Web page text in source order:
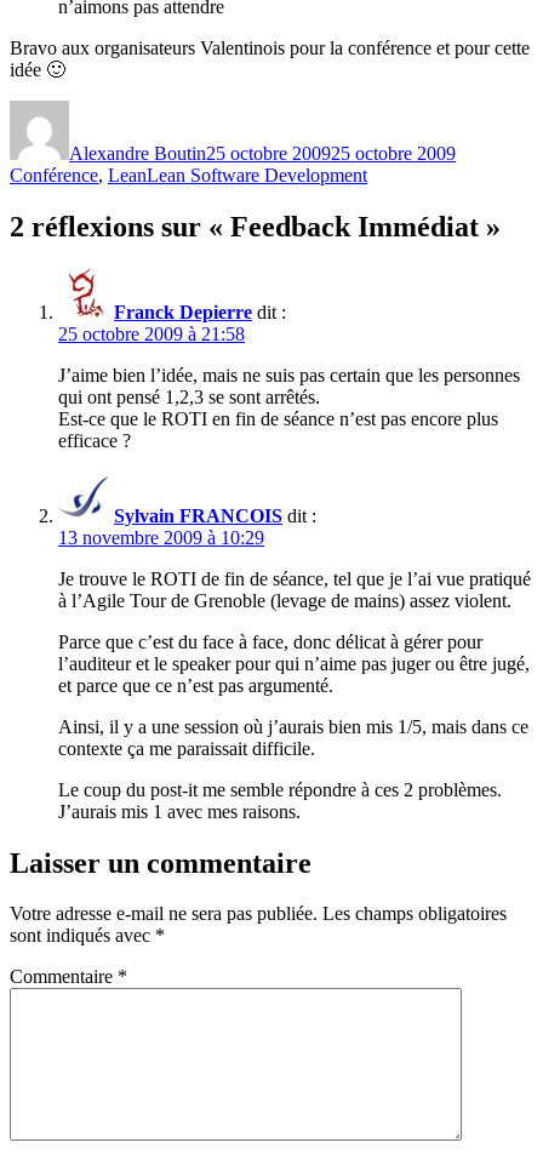
n’aimons pas attendre
Bravo aux organisateurs Valentinois pour la conférence et pour cette
idée 🙂
Alexandre Boutin25 octobre 200925 octobre 2009
Conférence, LeanÉtiquettes
Lean Software Development
2 réflexions sur « Feedback Immédiat »
Franck Depierre dit :
25 octobre 2009 à 21:58
J’aime bien l’idée, mais ne suis pas certain que les personnes
qui ont pensé 1,2,3 se sont arrêtés.
Est-ce que le ROTI en fin de séance n’est pas encore plus
efficace ?
Sylvain FRANCOIS dit :
13 novembre 2009 à 10:29
Je trouve le ROTI de fin de séance, tel que je l’ai vue pratiqué
à l’Agile Tour de Grenoble (levage de mains) assez violent.
Parce que c’est du face à face, donc délicat à gérer pour
l’auditeur et le speaker pour qui n’aime pas juger ou être jugé,
et parce que ce n’est pas argumenté.
Ainsi, il y a une session où j’aurais bien mis 1/5, mais dans ce
contexte ça me paraissait difficile.
Le coup du post-it me semble répondre à ces 2 problèmes.
J’aurais mis 1 avec mes raisons.
Laisser un commentaire
Votre adresse e-mail ne sera pas publiée. Les champs obligatoires
sont indiqués avec *
Commentaire *